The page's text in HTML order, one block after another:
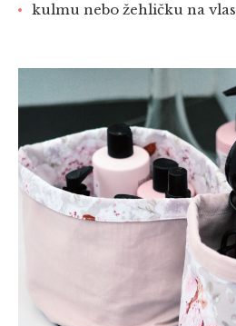
kulmu nebo žehličku na